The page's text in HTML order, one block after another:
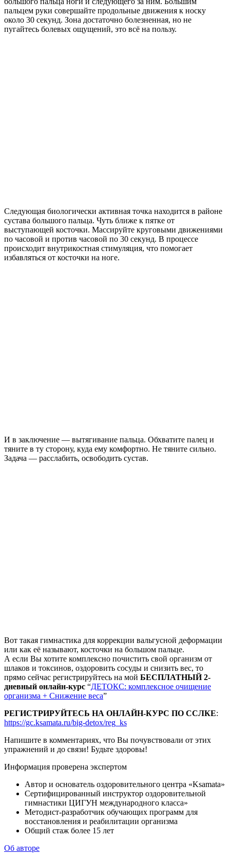
пальцем руки совершайте продольные движения к носку
около 30 секунд. Зона достаточно болезненная, но не
пугайтесь болевых ощущений, это всё на пользу.
Следующая биологически активная точка находится в районе
сустава большого пальца. Чуть ближе к пятке от
выступающей косточки. Массируйте круговыми движениями
по часовой и против часовой по 30 секунд. В процессе
происходит внутрикостная стимуляция, что помогает
избавляться от косточки на ноге.
И в заключение — вытягивание пальца. Обхватите палец и
тяните в ту сторону, куда ему комфортно. Не тяните сильно.
Задача — расслабить, освободить сустав.
Вот такая гимнастика для коррекции вальгусной деформации
или как её называют, косточки на большом пальце.
А если Вы хотите комплексно почистить свой организм от
шлаков и токсинов, оздоровить сосуды и снизить вес, то
прямо сейчас регистрируйтесь на мой БЕСПЛАТНЫЙ 2-
дневный онлайн-курс “ДЕТОКС: комплексное очищение
организма + Снижение веса”
РЕГИСТРИРУЙТЕСЬ НА ОНЛАЙН-КУРС ПО ССЛКЕ:
https://gc.ksamata.ru/big-detox/reg_ks
Напишите в комментариях, что Вы почувствовали от этих
упражнений и до связи! Будьте здоровы!
Информация проверена экспертом
Автор и основатель оздоровительного центра «Ksamata»
Сертифицированный инструктор оздоровительной
гимнастики ЦИГУН международного класса»
Методист-разработчик обучающих программ для
восстановления и реабилитации организма
Общий стаж более 15 лет
Об авторе